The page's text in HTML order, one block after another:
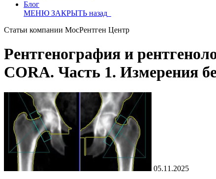
Блог
МЕНЮ ЗАКРЫТЬ назад
Статьи компании МосРентген Центр
Рентгенография и
CORA. Часть 1. Измерения
05.11.2025